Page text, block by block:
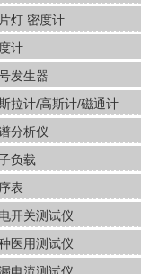
灯 密度计
计
发生器
拉计/高斯计​/磁通计
分析仪
负载
表
开关测试仪
医用测试仪